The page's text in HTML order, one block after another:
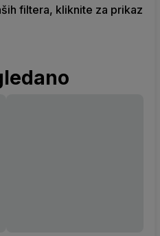
filtera, kliknite za prikaz